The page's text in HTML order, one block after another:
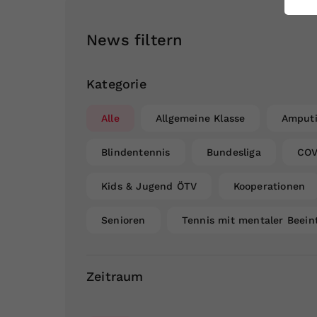
News filtern
Kategorie
Alle Allgemeine Klasse
Blindentennis Bundesliga
Kids & Jugend ÖTV Kooperationen
Senioren Tennis mit mentaler
Zeitraum